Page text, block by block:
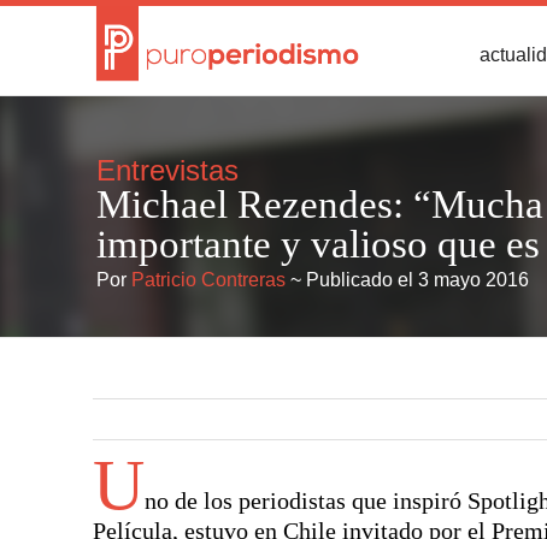
Entrevistas
Michael Rezendes:
importante y valioso que
Por Patricio Contreras ~ Publicado el 3 mayo 2016
Uno de los periodistas que inspiró
Película, estuvo en Chile invitado por el